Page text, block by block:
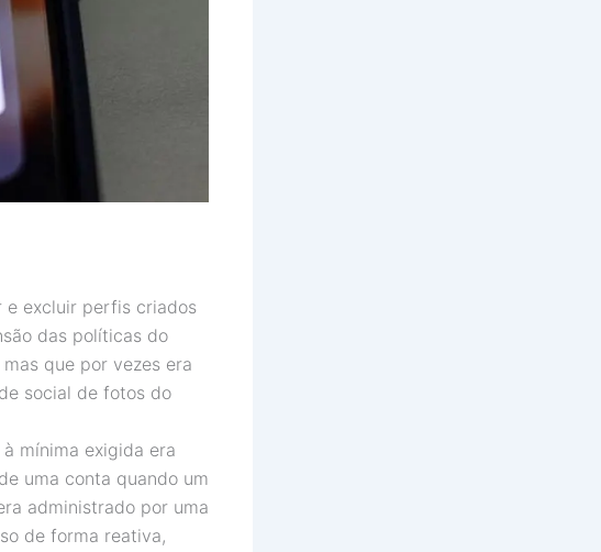
e excluir perfis criados
das políticas do
que por vezes era
social de fotos do
mínima exigida era
uma conta quando um
administrado por uma
de forma reativa,